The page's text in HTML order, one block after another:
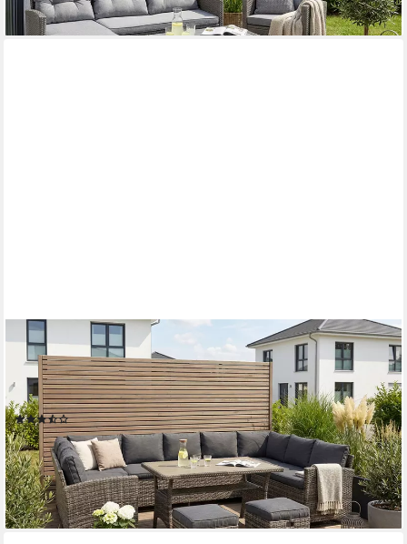
lieferbar - in 4-5 Werktagen bei dir
KONIFERA
Gartenlounge-Set Rotterdam, (Set, 20-tlg., 3x 3er Sofa, 2x
Hocker, 1x Tisch 120x82x67cm, inkl. Auflagen), Polyrattan, Stahl,
Tischplatte aus Nonwood
(208)
699,99 € UVP1.169,99 €
-40%
lieferbar - in 4-5 Werktagen bei dir